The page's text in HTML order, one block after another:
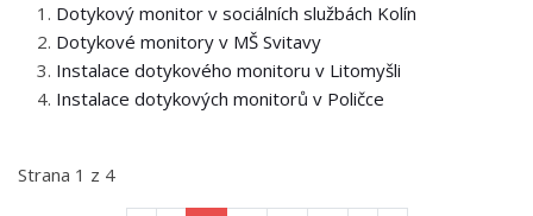
Dotykový monitor v sociálních službách Kolín
Dotykové monitory v MŠ Svitavy
Instalace dotykového monitoru v Litomyšli
Instalace dotykových monitorů v Poličce
Strana 1 z 4